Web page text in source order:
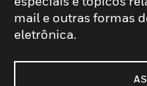
mail e outras formas
eletrônica.